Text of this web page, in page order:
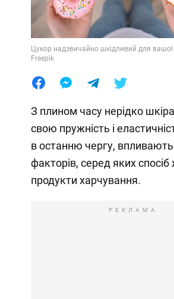
Лайфхаки
Цукор надзвичайно шкідливий для
Freepik
З плином часу нерідко
свою пружність і
в останню чергу,
факторів, серед яких спосіб
продукти харчування.
РЕКЛАМА